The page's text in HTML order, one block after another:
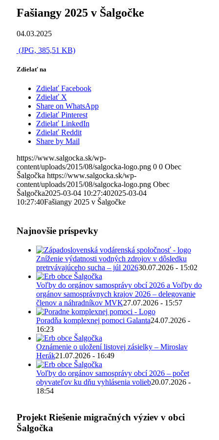
Fašiangy 2025 v Šalgočke
04.03.2025
(JPG, 385,51 KB)
Zdielať na
Zdielať Facebook
Zdielať X
Share on WhatsApp
Zdielať Pinterest
Zdielať LinkedIn
Zdielať Reddit
Share by Mail
https://www.salgocka.sk/wp-
content/uploads/2015/08/salgocka-logo.png 0 0 Obec
Šalgočka https://www.salgocka.sk/wp-
content/uploads/2015/08/salgocka-logo.png Obec
Šalgočka2025-03-04 10:27:402025-03-04
10:27:40Fašiangy 2025 v Šalgočke
Najnovšie príspevky
Zníženie výdatnosti vodných zdrojov v dôsledku
pretrvávajúceho sucha – júl 202630.07.2026 - 15:02
Voľby do orgánov samosprávy obcí 2026 a Voľby do
orgánov samosprávnych krajov 2026 – delegovanie
členov a náhradníkov MVK27.07.2026 - 15:57
Poradňa komplexnej pomoci Galanta24.07.2026 -
16:23
Oznámenie o uložení listovej zásielky – Miroslav
Herák21.07.2026 - 16:49
Voľby do orgánov samosprávy obcí 2026 – počet
obyvateľov ku dňu vyhlásenia volieb20.07.2026 -
18:54
Projekt Riešenie migračných výziev v obci
Šalgočka